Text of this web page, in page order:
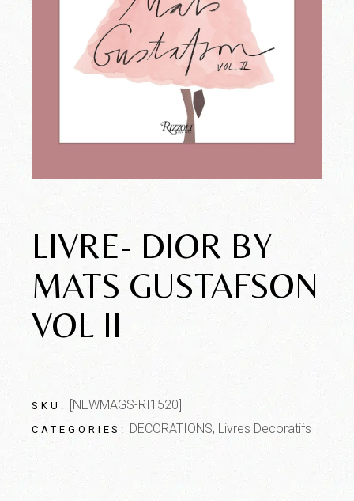
LIVRE- DIOR BY
MATS GUSTAFSON
VOL II
SKU: [NEWMAGS-RI1520]
CATEGORIES: DECORATIONS, Livres Decoratifs